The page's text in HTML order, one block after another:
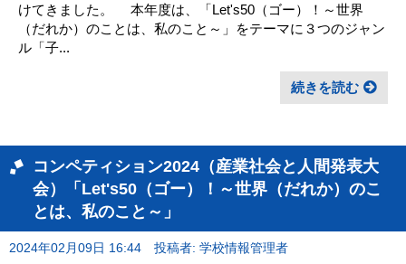
けてきました。 本年度は、「Let's50（ゴー）！～世界
（だれか）のことは、私のこと～」をテーマに３つのジャン
ル「子...
続きを読む
コンペティション2024（産業社会と人間発表大
会）「Let's50（ゴー）！～世界（だれか）のこ
とは、私のこと～」
2024年02月09日 16:44 投稿者: 学校情報管理者